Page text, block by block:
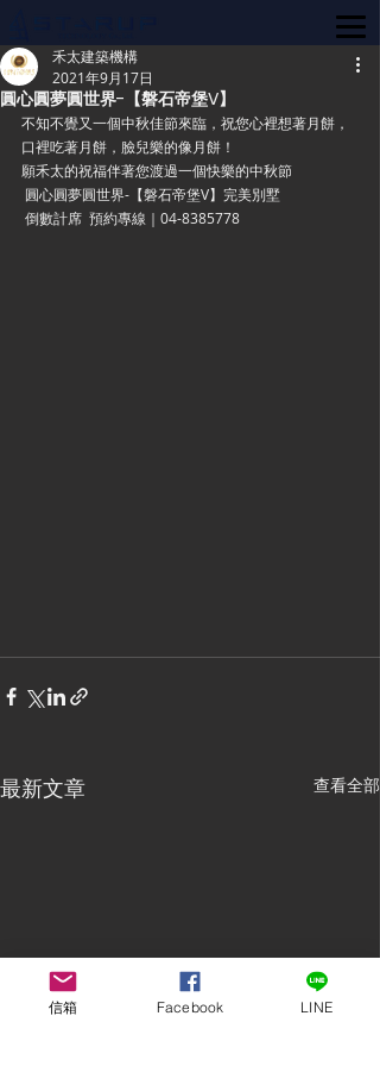
圓心圓夢圓世界-【磐石帝堡V】
禾太建築機構
2021年9月17日
不知不覺又一個中秋佳節來臨，祝您心裡想著月餅，
口裡吃著月餅，臉兒樂的像月餅！
願禾太的祝福伴著您渡過一個快樂的中秋節
圓心圓夢圓世界-【磐石帝堡V】完美別墅
倒數計席  預約專線｜04-8385778
最新文章 查看全部
信箱 Facebook LINE